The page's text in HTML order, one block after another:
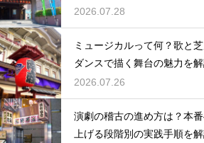
2026.07.28
ミュージカルって何？歌と芝
ダンスで描く舞台の魅力を解
2026.07.26
演劇の稽古の進め方は？本
上げる段階別の実践手順を